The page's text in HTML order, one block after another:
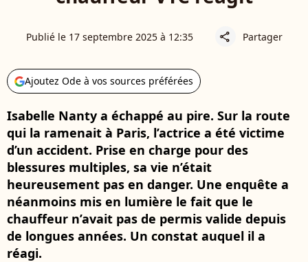
Publié le 17 septembre 2025 à 12:35 share Partager
Ajoutez Ode à vos sources préférées
Isabelle Nanty a échappé au pire. Sur la route
qui la ramenait à Paris, l’actrice a été victime
d’un accident. Prise en charge pour des
blessures multiples, sa vie n’était
heureusement pas en danger. Une enquête a
néanmoins mis en lumière le fait que le
chauffeur n’avait pas de permis valide depuis
de longues années. Un constat auquel il a
réagi.